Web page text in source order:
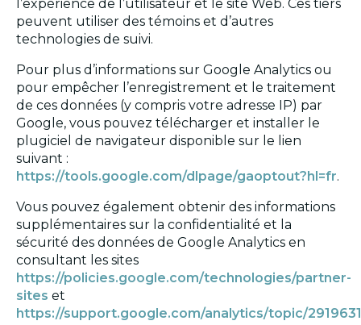
l’expérience de l’utilisateur et le site Web. Ces tiers
peuvent utiliser des témoins et d’autres
technologies de suivi.
Pour plus d’informations sur Google Analytics ou
pour empêcher l’enregistrement et le traitement
de ces données (y compris votre adresse IP) par
Google, vous pouvez télécharger et installer le
plugiciel de navigateur disponible sur le lien
suivant :
https://tools.google.com/dlpage/gaoptout?hl=fr.
Vous pouvez également obtenir des informations
supplémentaires sur la confidentialité et la
sécurité des données de Google Analytics en
consultant les sites
https://policies.google.com/technologies/partner-
sites et
https://support.google.com/analytics/topic/2919631